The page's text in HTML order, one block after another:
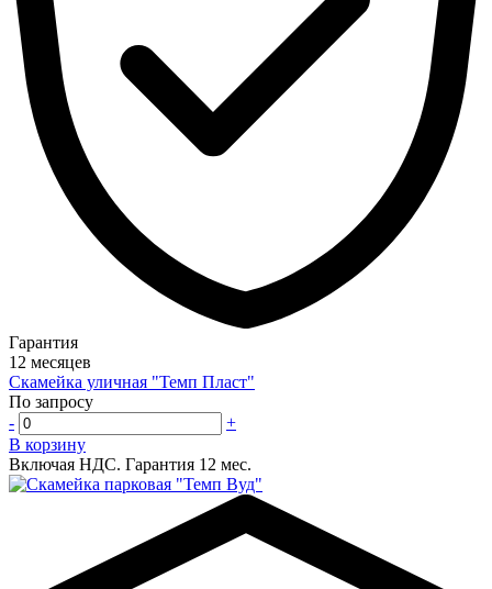
Гарантия
12 месяцев
Скамейка уличная "Темп Пласт"
По запросу
-
+
В корзину
Включая НДС. Гарантия 12 мес.